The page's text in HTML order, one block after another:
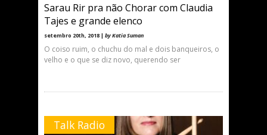
Sarau Rir pra não Chorar com Claudia
Tajes e grande elenco
setembro 20th, 2018 | by Katia Suman
O coiso ruim, o chuchu do mal e dois banqueiros, o
velho e o que se diz novo, querendo ser
Talk Radio